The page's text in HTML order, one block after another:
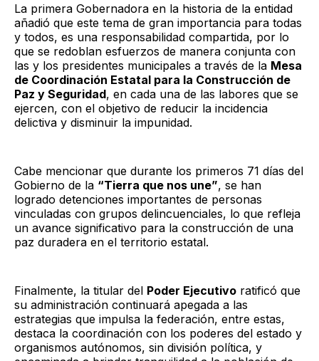
La primera Gobernadora en la historia de la entidad
añadió que este tema de gran importancia para todas
y todos, es una responsabilidad compartida, por lo
que se redoblan esfuerzos de manera conjunta con
las y los presidentes municipales a través de la Mesa
de Coordinación Estatal para la Construcción de
Paz y Seguridad, en cada una de las labores que se
ejercen, con el objetivo de reducir la incidencia
delictiva y disminuir la impunidad.
Cabe mencionar que durante los primeros 71 días del
Gobierno de la “Tierra que nos une”, se han
logrado detenciones importantes de personas
vinculadas con grupos delincuenciales, lo que refleja
un avance significativo para la construcción de una
paz duradera en el territorio estatal.
Finalmente, la titular del Poder Ejecutivo ratificó que
su administración continuará apegada a las
estrategias que impulsa la federación, entre estas,
destaca la coordinación con los poderes del estado y
organismos autónomos, sin división política, y